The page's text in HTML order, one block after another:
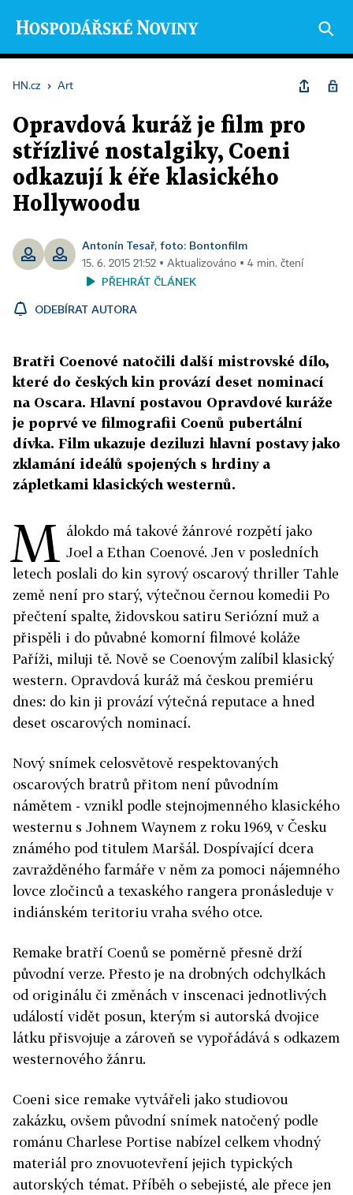
HN.cz › Art
Opravdová kuráž je film pro
střízlivé nostalgiky, Coeni
odkazují k éře klasického
Hollywoodu
Antonín Tesař, foto: Bontonfilm
15. 6. 2015 21:52 ▪ Aktualizováno ▪ 4 min. čtení
PŘEHRÁT ČLÁNEK
ODEBÍRAT AUTORA
Bratři Coenové natočili další mistrovské dílo,
které do českých kin provází deset nominací
na Oscara. Hlavní postavou Opravdové kuráže
je poprvé ve filmografii Coenů pubertální
dívka. Film ukazuje deziluzi hlavní postavy jako
zklamání ideálů spojených s hrdiny a
zápletkami klasických westernů.
M álokdo má takové žánrové rozpětí jako
Joel a Ethan Coenové. Jen v posledních
letech poslali do kin syrový oscarový thriller Tahle
země není pro starý, výtečnou černou komedii Po
přečtení spalte, židovskou satiru Seriózní muž a
přispěli i do půvabné komorní filmové koláže
Paříži, miluji tě. Nově se Coenovým zalíbil klasický
western. Opravdová kuráž má českou premiéru
dnes: do kin ji provází výtečná reputace a hned
deset oscarových nominací.
Nový snímek celosvětově respektovaných
oscarových bratrů přitom není původním
námětem - vznikl podle stejnojmenného klasického
westernu s Johnem Waynem z roku 1969, v Česku
známého pod titulem Maršál. Dospívající dcera
zavražděného farmáře v něm za pomoci nájemného
lovce zločinců a texaského rangera pronásleduje v
indiánském teritoriu vraha svého otce.
Remake bratří Coenů se poměrně přesně drží
původní verze. Přesto je na drobných odchylkách
od originálu či změnách v inscenaci jednotlivých
událostí vidět posun, kterým si autorská dvojice
látku přisvojuje a zároveň se vypořádává s odkazem
westernového žánru.
Coeni sice remake vytvářeli jako studiovou
zakázku, ovšem původní snímek natočený podle
románu Charlese Portise nabízel celkem vhodný
materiál pro znovuotevření jejich typických
autorských témat. Příběh o sebejisté, ale přece jen